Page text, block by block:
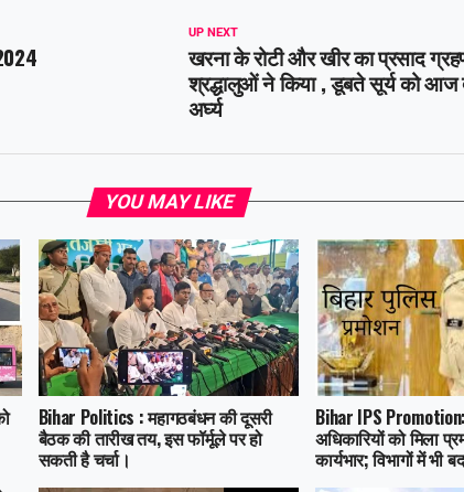
UP NEXT
खरना के रोटी और खीर का प्रसाद
श्रद्धालुओं ने किया , डूबते सूर्य को आज
अर्घ्य
YOU MAY LIKE
Bihar Politics : महागठबंधन की दूसरी
बैठक की तारीख तय, इस फॉर्मूले पर हो
सकती है चर्चा।
Bihar IPS
अधिकारियों को मिला
कार्यभार; विभागों में भी